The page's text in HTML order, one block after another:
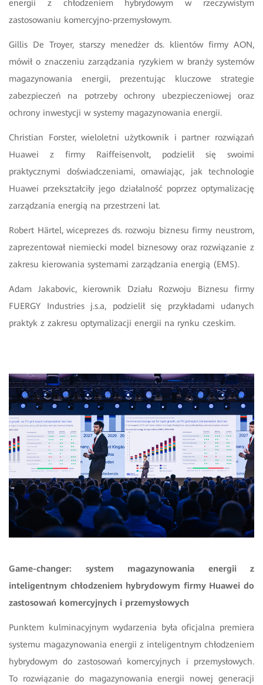
energii z chłodzeniem hybrydowym w rzeczywistym
zastosowaniu komercyjno-przemysłowym.
Gillis De Troyer, starszy menedżer ds. klientów firmy AON,
mówił o znaczeniu zarządzania ryzykiem w branży systemów
magazynowania energii, prezentując kluczowe strategie
zabezpieczeń na potrzeby ochrony ubezpieczeniowej oraz
ochrony inwestycji w systemy magazynowania energii.
Christian Forster, wieloletni użytkownik i partner rozwiązań
Huawei z firmy Raiffeisenvolt, podzielił się swoimi
praktycznymi doświadczeniami, omawiając, jak technologie
Huawei przekształciły jego działalność poprzez optymalizację
zarządzania energią na przestrzeni lat.
Robert Härtel, wiceprezes ds. rozwoju biznesu firmy neustrom,
zaprezentował niemiecki model biznesowy oraz rozwiązanie z
zakresu kierowania systemami zarządzania energią (EMS).
Adam Jakabovic, kierownik Działu Rozwoju Biznesu firmy
FUERGY Industries j.s.a, podzielił się przykładami udanych
praktyk z zakresu optymalizacji energii na rynku czeskim.
Game-changer: system magazynowania energii z
inteligentnym chłodzeniem hybrydowym firmy Huawei do
zastosowań komercyjnych i przemysłowych
Punktem kulminacyjnym wydarzenia była oficjalna premiera
systemu magazynowania energii z inteligentnym chłodzeniem
hybrydowym do zastosowań komercyjnych i przemysłowych.
To rozwiązanie do magazynowania energii nowej generacji